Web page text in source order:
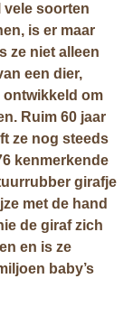
vele soorten
is er maar
ze niet alleen
een dier,
ontwikkeld om
Ruim 60 jaar
ze nog steeds
kenmerkende
girafje
met de hand
de giraf zich
en is ze
baby’s